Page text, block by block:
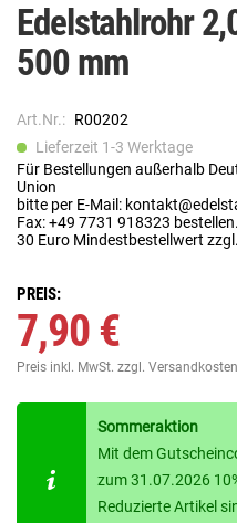
Edelstahlrohr
500 mm
Art.Nr.: R00202
Lieferzeit 1-3 Werktage
Für Bestellungen außerhalb
Union
bitte per E-Mail:
Fax: +49 7731 918323 bestellen.
30 Euro Mindestbestellwert
PREIS:
7,90 €
Preis inkl. MwSt. zzgl. Versandkosten
Sommeraktion
Mit dem
zum 31.07.2026
Reduzierte Artikel